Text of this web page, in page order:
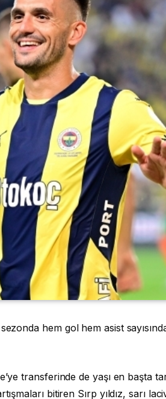
hem gol hem asist
transferinde de yaşı en başta
bitiren Sırp yıldız, sarı